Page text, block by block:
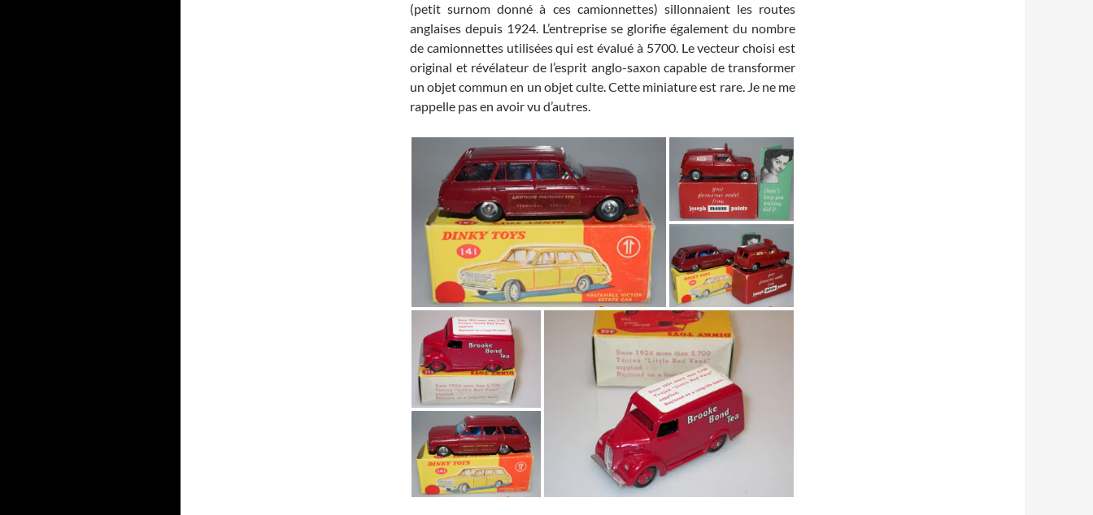
(petit surnom donné à ces camionnettes) sillonnaient les routes
anglaises depuis 1924. L’entreprise se glorifie également du nombre
de camionnettes utilisées qui est évalué à 5700. Le vecteur choisi est
original et révélateur de l’esprit anglo-saxon capable de transformer
un objet commun en un objet culte. Cette miniature est rare. Je ne me
rappelle pas en avoir vu d’autres.